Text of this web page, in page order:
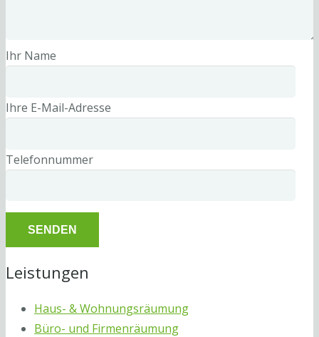
Ihr Name
Ihre E-Mail-Adresse
Telefonnummer
Leistungen
Haus- & Wohnungsräumung
Büro- und Firmenräumung